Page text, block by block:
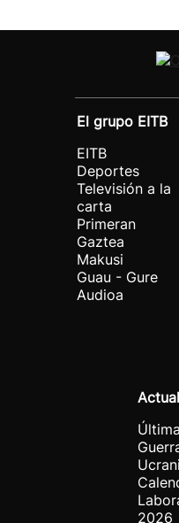
El grupo EITB
EITB
Deportes
Televisión a la
carta
Primeran
Gaztea
Makusi
Guau - Gure
Audioa
2026